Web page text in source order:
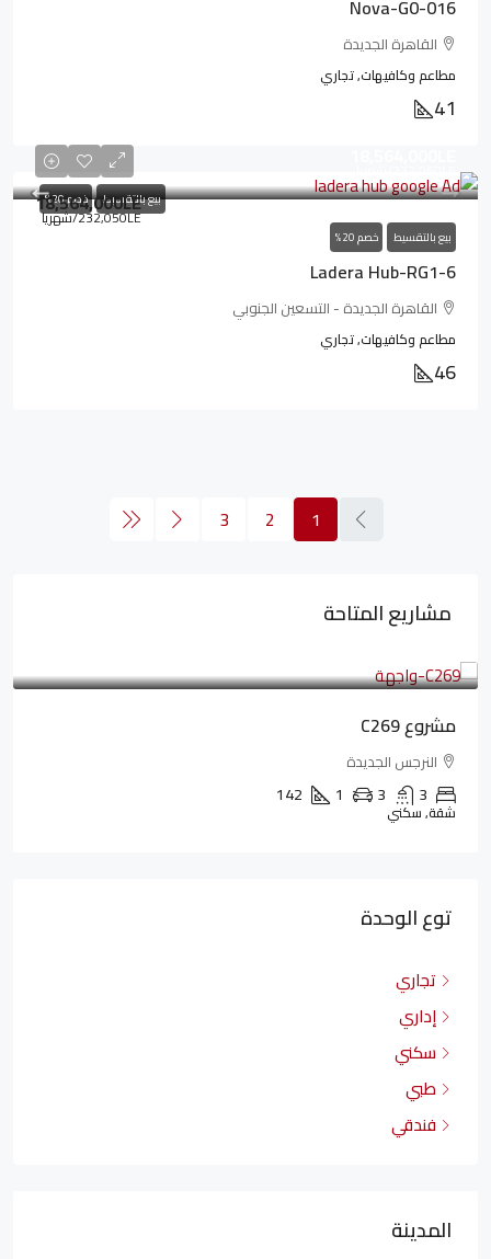
Nova-G0-016
القاهرة الجديدة
مطاعم وكافيهات, تجاري
41
بيع بالتقسيط خصم 20%
بيع بالتقسيط خصم 20%
Ladera Hub-RG1-6
18,564,000LE
232,050LE/شهريا
القاهرة الجديدة - التسعين الجنوبي
مطاعم وكافيهات, تجاري
46
1
2
3
مشاريع المتاحة
مشروع C269
النرجس الجديدة
3
3
1
142
شقة, سكني
توع الوحدة
تجاري
إداري
سكني
طبي
فندقي
المدينة